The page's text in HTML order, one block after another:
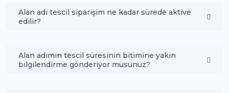
Alan adı tescil siparişim ne kadar sürede aktive
edilir?
Alan adımın tescil süresinin bitimine yakın
bilgilendirme gönderiyor musunuz?